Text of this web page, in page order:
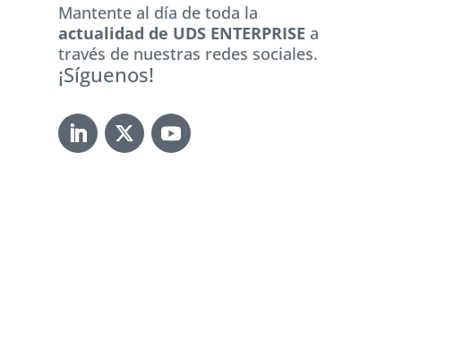
Mantente al día de toda la
actualidad de UDS ENTERPRISE a
través de nuestras redes sociales.
¡Síguenos!